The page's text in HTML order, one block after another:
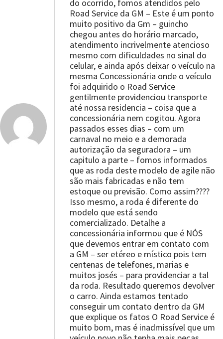
do ocorrido, fomos atendidos pelo
Road Service da GM – Este é um ponto
muito positivo da Gm – guincho
chegou antes do horário marcado,
atendimento incrivelmente atencioso
mesmo com dificuldades no sinal do
celular, e ainda após deixar o veículo na
mesma Concessionária onde o veículo
foi adquirido o Road Service
gentilmente providenciou transporte
até nossa residencia – coisa que a
concessionária nem cogitou. Agora
passados esses dias – com um
carnaval no meio e a demorada
autorização da seguradora – um
capitulo a parte – fomos informados
que as roda deste modelo de agile não
são mais fabricadas e não tem
estoque ou previsão. Como assim????
Isso mesmo, a roda é diferente do
modelo que está sendo
comercializado. Detalhe a
concessionária informou que é NÓS
que devemos entrar em contato com
a GM – ser etéreo e místico pois tem
centenas de telefones, marias e
muitos josés – para providenciar a tal
da roda. Resultado queremos devolver
o carro. Ainda estamos tentado
conseguir um contato dentro da GM
que explique os fatos O Road Service é
muito bom, mas é inadmissível que um